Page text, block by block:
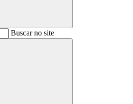
Buscar no site